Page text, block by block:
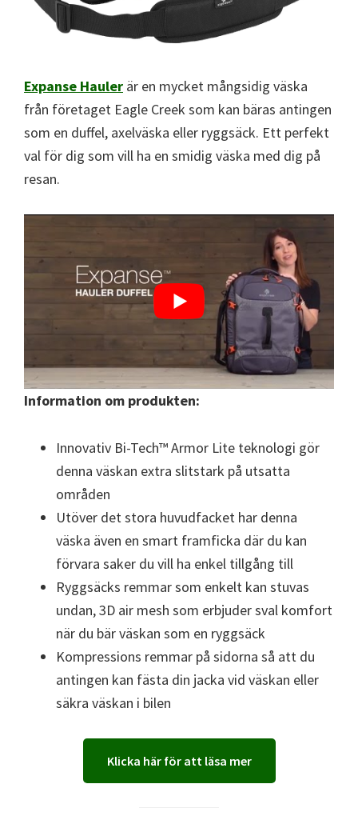
Expanse Hauler är en mycket mångsidig väska
från företaget Eagle Creek som kan bäras antingen
som en duffel, axelväska eller ryggsäck. Ett perfekt
val för dig som vill ha en smidig väska med dig på
resan.
Information om produkten:
Innovativ Bi-Tech™ Armor Lite teknologi gör
denna väskan extra slitstark på utsatta
områden
Utöver det stora huvudfacket har denna
väska även en smart framficka där du kan
förvara saker du vill ha enkel tillgång till
Ryggsäcks remmar som enkelt kan stuvas
undan, 3D air mesh som erbjuder sval komfort
när du bär väskan som en ryggsäck
Kompressions remmar på sidorna så att du
antingen kan fästa din jacka vid väskan eller
säkra väskan i bilen
Klicka här för att läsa mer